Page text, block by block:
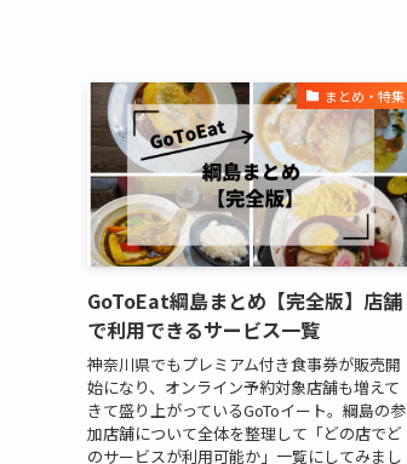
まとめ・特集
GoToEat綱島まとめ【完全版】店舗
で利用できるサービス一覧
神奈川県でもプレミアム付き食事券が販売開
始になり、オンライン予約対象店舗も増えて
きて盛り上がっているGoToイート。綱島の参
加店舗について全体を整理して「どの店でど
のサービスが利用可能か」一覧にしてみまし